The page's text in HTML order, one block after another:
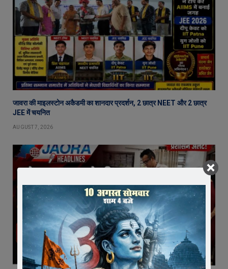
जावरा की माइलस्टोन अकैडमी का शानदार प्रदर्शन, 2 छात्र NEET और 2 छात्र
JEE में चयनित
AUGUST 7, 2026